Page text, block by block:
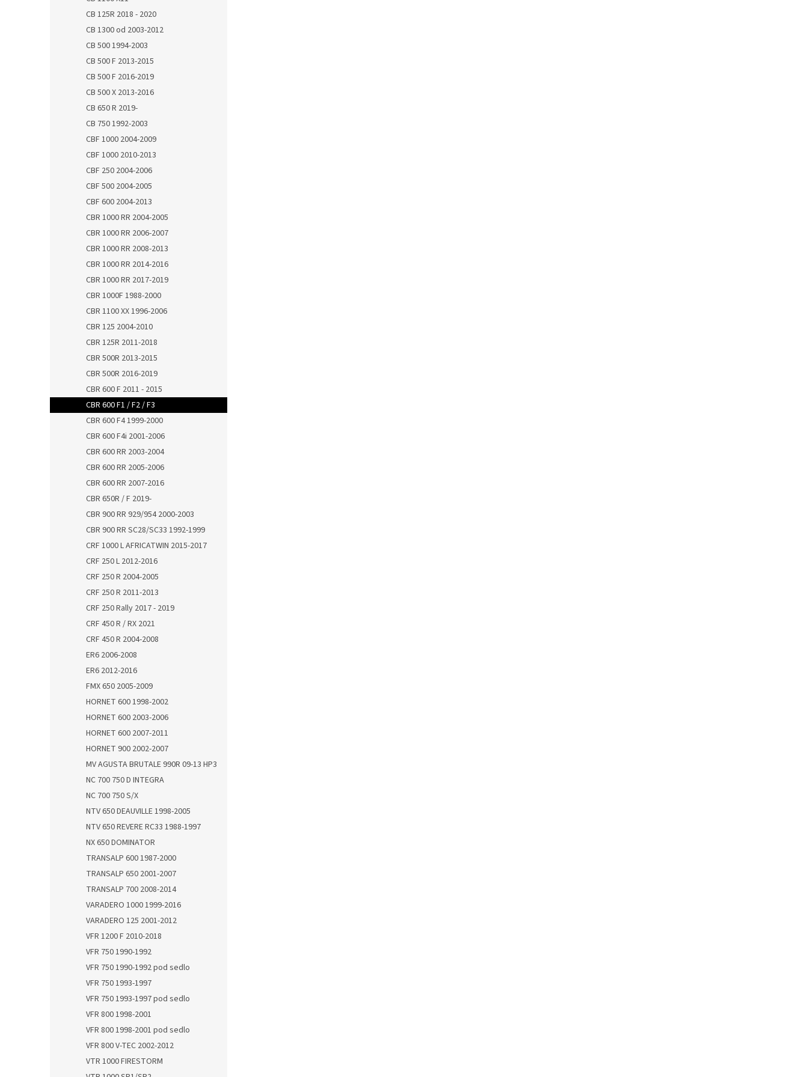
CB 125R 2018 - 2020
CB 1300 od 2003-2012
CB 500 1994-2003
CB 500 F 2013-2015
CB 500 F 2016-2019
CB 500 X 2013-2016
CB 650 R 2019-
CB 750 1992-2003
CBF 1000 2004-2009
CBF 1000 2010-2013
CBF 250 2004-2006
CBF 500 2004-2005
CBF 600 2004-2013
CBR 1000 RR 2004-2005
CBR 1000 RR 2006-2007
CBR 1000 RR 2008-2013
CBR 1000 RR 2014-2016
CBR 1000 RR 2017-2019
CBR 1000F 1988-2000
CBR 1100 XX 1996-2006
CBR 125 2004-2010
CBR 125R 2011-2018
CBR 500R 2013-2015
CBR 500R 2016-2019
CBR 600 F 2011 - 2015
CBR 600 F1 / F2 / F3
CBR 600 F4 1999-2000
CBR 600 F4i 2001-2006
CBR 600 RR 2003-2004
CBR 600 RR 2005-2006
CBR 600 RR 2007-2016
CBR 650R / F 2019-
CBR 900 RR 929/954 2000-2003
CBR 900 RR SC28/SC33 1992-1999
CRF 1000 L AFRICATWIN 2015-2017
CRF 250 L 2012-2016
CRF 250 R 2004-2005
CRF 250 R 2011-2013
CRF 250 Rally 2017 - 2019
CRF 450 R / RX 2021
CRF 450 R 2004-2008
ER6 2006-2008
ER6 2012-2016
FMX 650 2005-2009
HORNET 600 1998-2002
HORNET 600 2003-2006
HORNET 600 2007-2011
HORNET 900 2002-2007
MV AGUSTA BRUTALE 990R 09-13 HP3
NC 700 750 D INTEGRA
NC 700 750 S/X
NTV 650 DEAUVILLE 1998-2005
NTV 650 REVERE RC33 1988-1997
NX 650 DOMINATOR
TRANSALP 600 1987-2000
TRANSALP 650 2001-2007
TRANSALP 700 2008-2014
VARADERO 1000 1999-2016
VARADERO 125 2001-2012
VFR 1200 F 2010-2018
VFR 750 1990-1992
VFR 750 1990-1992 pod sedlo
VFR 750 1993-1997
VFR 750 1993-1997 pod sedlo
VFR 800 1998-2001
VFR 800 1998-2001 pod sedlo
VFR 800 V-TEC 2002-2012
VTR 1000 FIRESTORM